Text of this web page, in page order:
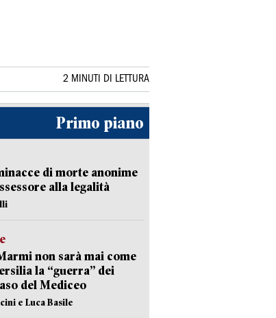
2 MINUTI DI LETTURA
Primo piano
di morte anonime
alla legalità
non sarà mai come
la “guerra” dei
del Mediceo
e Luca Basile